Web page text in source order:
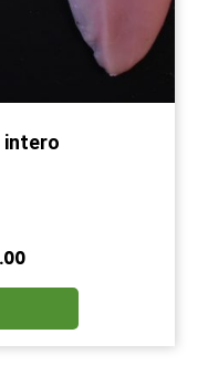
Fascia
da
€6.50